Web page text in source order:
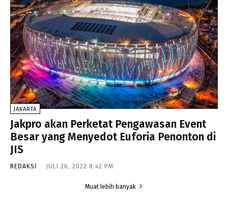
JAKARTA
Jakpro akan Perketat Pengawasan Event
Besar yang Menyedot Euforia Penonton di
JIS
REDAKSI - JULI 26, 2022 8:42 PM
Muat lebih banyak